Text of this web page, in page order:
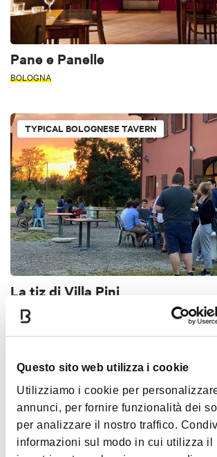
Questo sito web utilizza i cookie
Utilizziamo i cookie per
annunci, per fornire funzionalità dei
per analizzare il nostro traffico.
informazioni sul modo in cui utilizza il
Pane e Panelle
BOLOGNA
TYPICAL BOLOGNESE TAVERN
La tiz di Villa Pini
BOLOGNA ACCESSIBLE
NIGHTLIFE